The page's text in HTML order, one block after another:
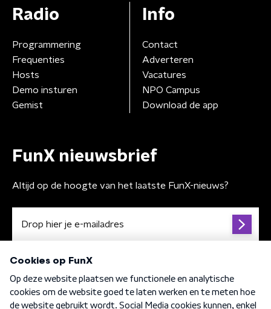
Radio
Programmering
Frequenties
Hosts
Demo insturen
Gemist
Info
Contact
Adverteren
Vacatures
NPO Campus
Download de app
FunX nieuwsbrief
Altijd op de hoogte van het laatste FunX-nieuws?